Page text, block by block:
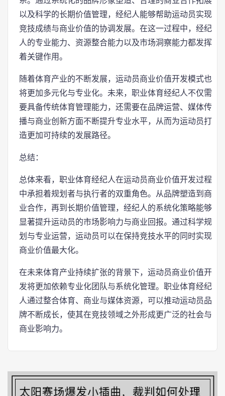
以及科学的长期价值管理，经纪人能够帮助运动员实现
竞技成绩与商业价值的协调发展。在这一过程中，经纪
人的专业能力、资源整合能力以及市场洞察能力都发挥
着关键作用。
随着体育产业的不断发展，运动员商业价值开发模式也
将更加多元化与专业化。未来，职业体育经纪人不仅需
要具备传统体育管理能力，还需要在品牌运营、媒体传
播与商业创新方面不断提升专业水平，从而为运动员打
造更加可持续的发展路径。
总结：
总体来看，职业体育经纪人在运动员商业价值开发过程
中承担着规划者与执行者的双重角色。从品牌塑造到商
业合作，再到长期价值管理，经纪人的系统化策略能够
显著提升运动员的市场影响力与商业回报。通过科学规
划与专业运营，运动员可以在保持竞技水平的同时实现
商业价值最大化。
在未来体育产业持续扩张的背景下，运动员商业价值开
发将更加依赖专业化团队与系统化管理。职业体育经纪
人通过整合体育、商业与媒体资源，可以推动运动员品
牌不断成长，使其在竞技领域之外形成更广泛的社会与
商业影响力。